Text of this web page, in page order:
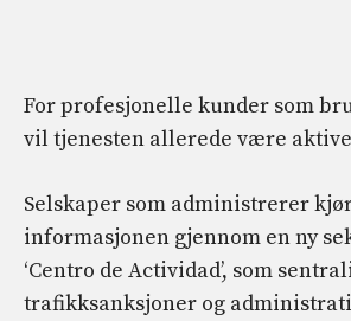
For profesjonelle kunder som
vil tjenesten allerede være
Selskaper som administrerer
informasjonen gjennom en ny
‘Centro de Actividad’, som
trafikksanksjoner og